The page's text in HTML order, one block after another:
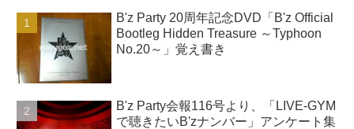
B'z Party 20周年記念DVD「B'z Official
Bootleg Hidden Treasure ～Typhoon
No.20～」覚え書き
B'z Party会報116号より、「LIVE-GYM
で聴きたいB'zナンバー」アンケート集